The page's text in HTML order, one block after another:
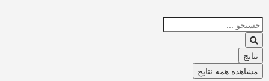
نتایج
مشاهده همه نتایج